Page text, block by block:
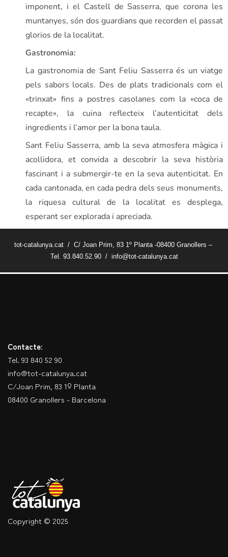
imponent, i el Castell de Sasserra, que corona les
muntanyes, són dos guardians que recorden el passat
glorios de la localitat.
Gastronomia:
La gastronomia de Sant Feliu Sasserra és un viatge
pels sabors locals. Des de plats tradicionals com el
«trinxat» fins a postres casolanes com la «coca de
recapte», la cuina reflecteix l’autenticitat dels
ingredients i l’amor per la bona taula.
Sant Feliu Sasserra, amb la seva atmosfera màgica i
acollidora, et convida a descobrir la seva història
fascinant i a submergir-te en la seva autenticitat. En
cada cantonada, en cada pedra dels seus monuments,
la riquesa cultural de la localitat es desplega,
esperant ser explorada i apreciada.
tot-catalunya.cat / C/ Joan Prim, 83 1º Planta -08400 Granollers –
Tel. 93.840.52.90 / info@tot-catalunya.cat
Contacte:
Tel. 93 840 52 90
info@tot-catalunya.cat
C/Joan Prim, 83 1º Planta
08400 Granollers - Barcelona
Copyright © 2025